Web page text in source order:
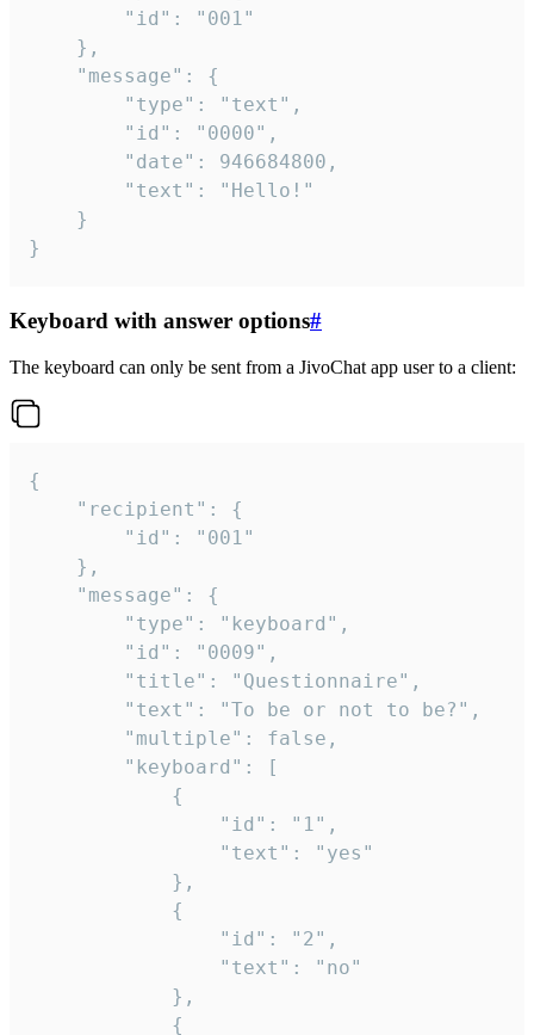
}
Keyboard with answer options#
The keyboard can only be sent from a JivoChat app user to a client:
{